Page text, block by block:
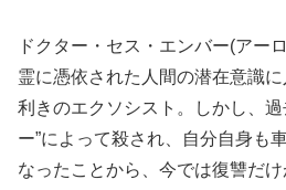
ドクター・セス・エンバー(アー
霊に憑依された人間の潜在意識
利きのエクソシスト。しかし、
ー”によって殺され、自分自身も
なったことから、今では復讐だ